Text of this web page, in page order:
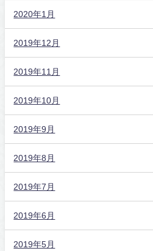
2020年1月
2019年12月
2019年11月
2019年10月
2019年9月
2019年8月
2019年7月
2019年6月
2019年5月